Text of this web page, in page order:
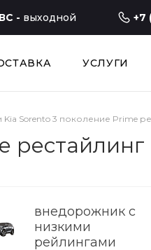
ВС - выходной +7
УСЛУГИ
Kia Sorento 3 поколение Prime
рестайлинг
внедорожник с
низкими
рейлингами